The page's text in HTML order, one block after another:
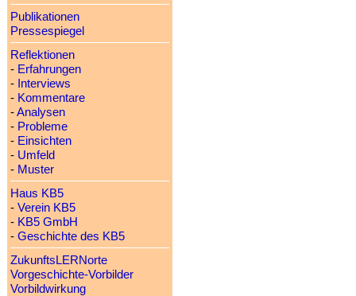
Publikationen
Pressespiegel
Reflektionen
- Erfahrungen
- Interviews
- Kommentare
-Analysen
- Probleme
- Einsichten
- Umfeld
- Muster
Haus KB5
- Verein KB5
- KB5 GmbH
- Geschichte des KB5
ZukunftsLERNorte
Vorgeschichte-Vorbilder
Vorbildwirkung